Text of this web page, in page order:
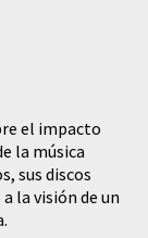
el impacto
la música
sus discos
la visión de un